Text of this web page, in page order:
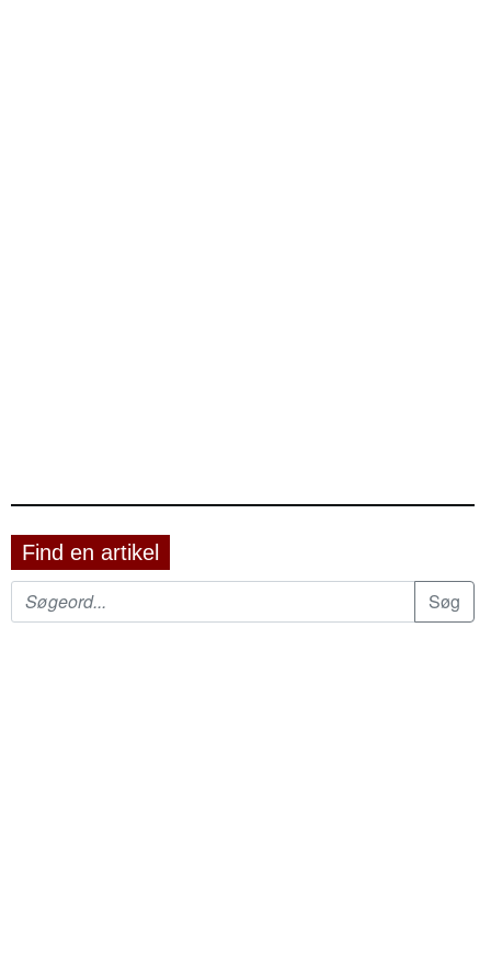
Find en artikel